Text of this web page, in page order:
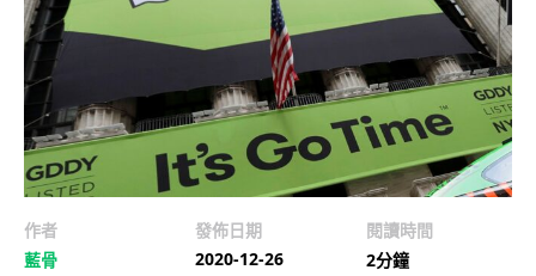
作者
藍骨
發佈日期
2020-12-26
閱讀時間
2分鐘